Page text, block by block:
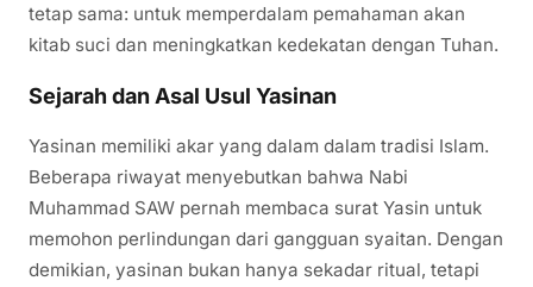
tetap sama: untuk memperdalam pemahaman akan
kitab suci dan meningkatkan kedekatan dengan Tuhan.
Sejarah dan Asal Usul Yasinan
Yasinan memiliki akar yang dalam dalam tradisi Islam.
Beberapa riwayat menyebutkan bahwa Nabi
Muhammad SAW pernah membaca surat Yasin untuk
memohon perlindungan dari gangguan syaitan. Dengan
demikian, yasinan bukan hanya sekadar ritual, tetapi